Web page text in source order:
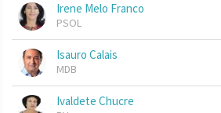
Irene Melo Franco
PSOL
Isauro Calais
MDB
Ivaldete Chucre